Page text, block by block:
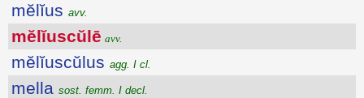
mĕlĭus avv.
mĕlĭuscŭlē avv.
mĕlĭuscŭlus agg. I cl.
mella sost. femm. I decl.